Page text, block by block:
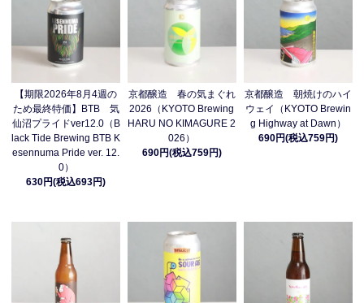
【期限2026年8月4週の
ため最終特価】BTB 気
仙沼プライドver12.0（B
lack Tide Brewing BTB K
esennuma Pride ver. 12.
0）
630円(税込693円)
京都醸造 春の気まぐれ
2026（KYOTO Brewing
HARU NO KIMAGURE 2
026）
690円(税込759円)
京都醸造 朝焼けのハイ
ウェイ（KYOTO Brewin
g Highway at Dawn）
690円(税込759円)